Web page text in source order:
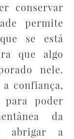
conservar
permite
se está
que algo
nele.
confiança,
poder
da
abrigar a